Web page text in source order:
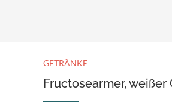
GETRÄNKE
Fructosearmer, weißer